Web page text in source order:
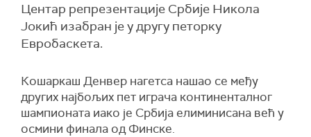
Центар репрезентације Србије Никола
Јокић изабран је у другу петорку
Евробаскета.
Кошаркаш Денвер нагетса нашао се међу
других најбољих пет играча континенталног
шампионата иако је Србија елиминисана већ у
осмини финала од Финске.